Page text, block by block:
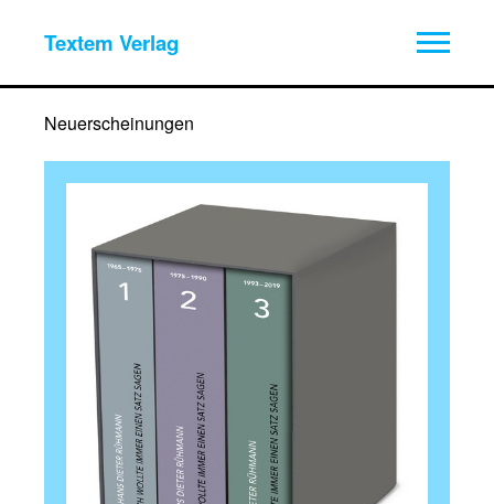
Textem Verlag
Neuerscheinungen